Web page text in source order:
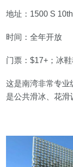
地址：1500 S
时间：全年开放
门票：$17+；冰
这是南湾非常专业
是公共滑冰、花滑